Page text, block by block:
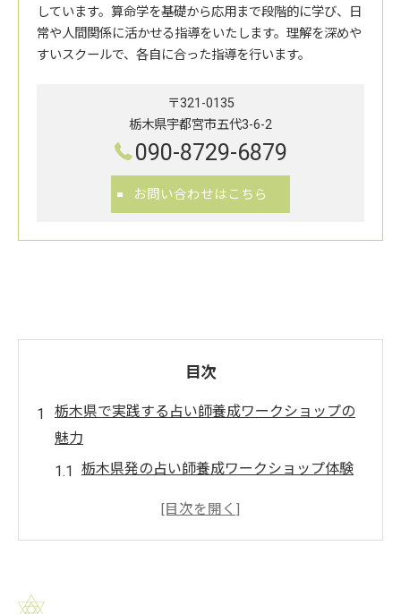
しています。算命学を基礎から応用まで段階的に学び、日
常や人間関係に活かせる指導をいたします。理解を深めや
すいスクールで、各自に合った指導を行います。
〒321-0135
栃木県宇都宮市五代3-6-2
090-8729-6879
お問い合わせはこちら
目次
栃木県で実践する占い師養成ワークショップの
魅力
栃木県発の占い師養成ワークショップ体験